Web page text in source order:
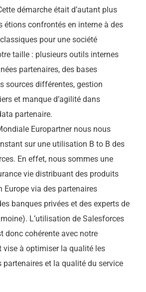
démarche était d’autant plus
étions confrontés en interne à des
pour une société
taille : plusieurs outils internes
partenaires, des bases
sources différentes, gestion
et manque d’agilité dans
partenaire.
Europartner nous nous
sur une utilisation B to B des
En effet, nous sommes une
vie distribuant des produits
Europe via des partenaires
banques privées et des experts de
L’utilisation de Salesforces
donc cohérente avec notre
vise à optimiser la qualité les
partenaires et la qualité du service